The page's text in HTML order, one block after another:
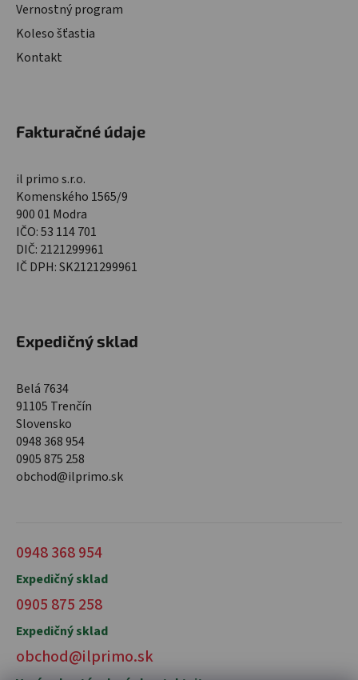
Vernostný program
Koleso šťastia
Kontakt
Fakturačné údaje
il primo s.r.o.
Komenského 1565/9
900 01 Modra
IČO: 53 114 701
DIČ: 2121299961
IČ DPH: SK2121299961
Expedičný sklad
Belá 7634
91105 Trenčín
Slovensko
0948 368 954
0905 875 258
obchod@ilprimo.sk
0948 368 954
Expedičný sklad
0905 875 258
Expedičný sklad
obchod@ilprimo.sk